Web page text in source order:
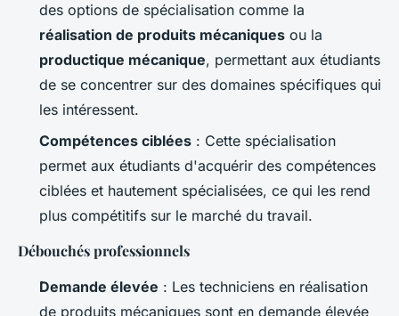
des options de spécialisation comme la
réalisation de produits mécaniques ou la
productique mécanique, permettant aux étudiants
de se concentrer sur des domaines spécifiques qui
les intéressent.
Compétences ciblées : Cette spécialisation
permet aux étudiants d'acquérir des compétences
ciblées et hautement spécialisées, ce qui les rend
plus compétitifs sur le marché du travail.
Débouchés professionnels
Demande élevée : Les techniciens en réalisation
de produits mécaniques sont en demande élevée